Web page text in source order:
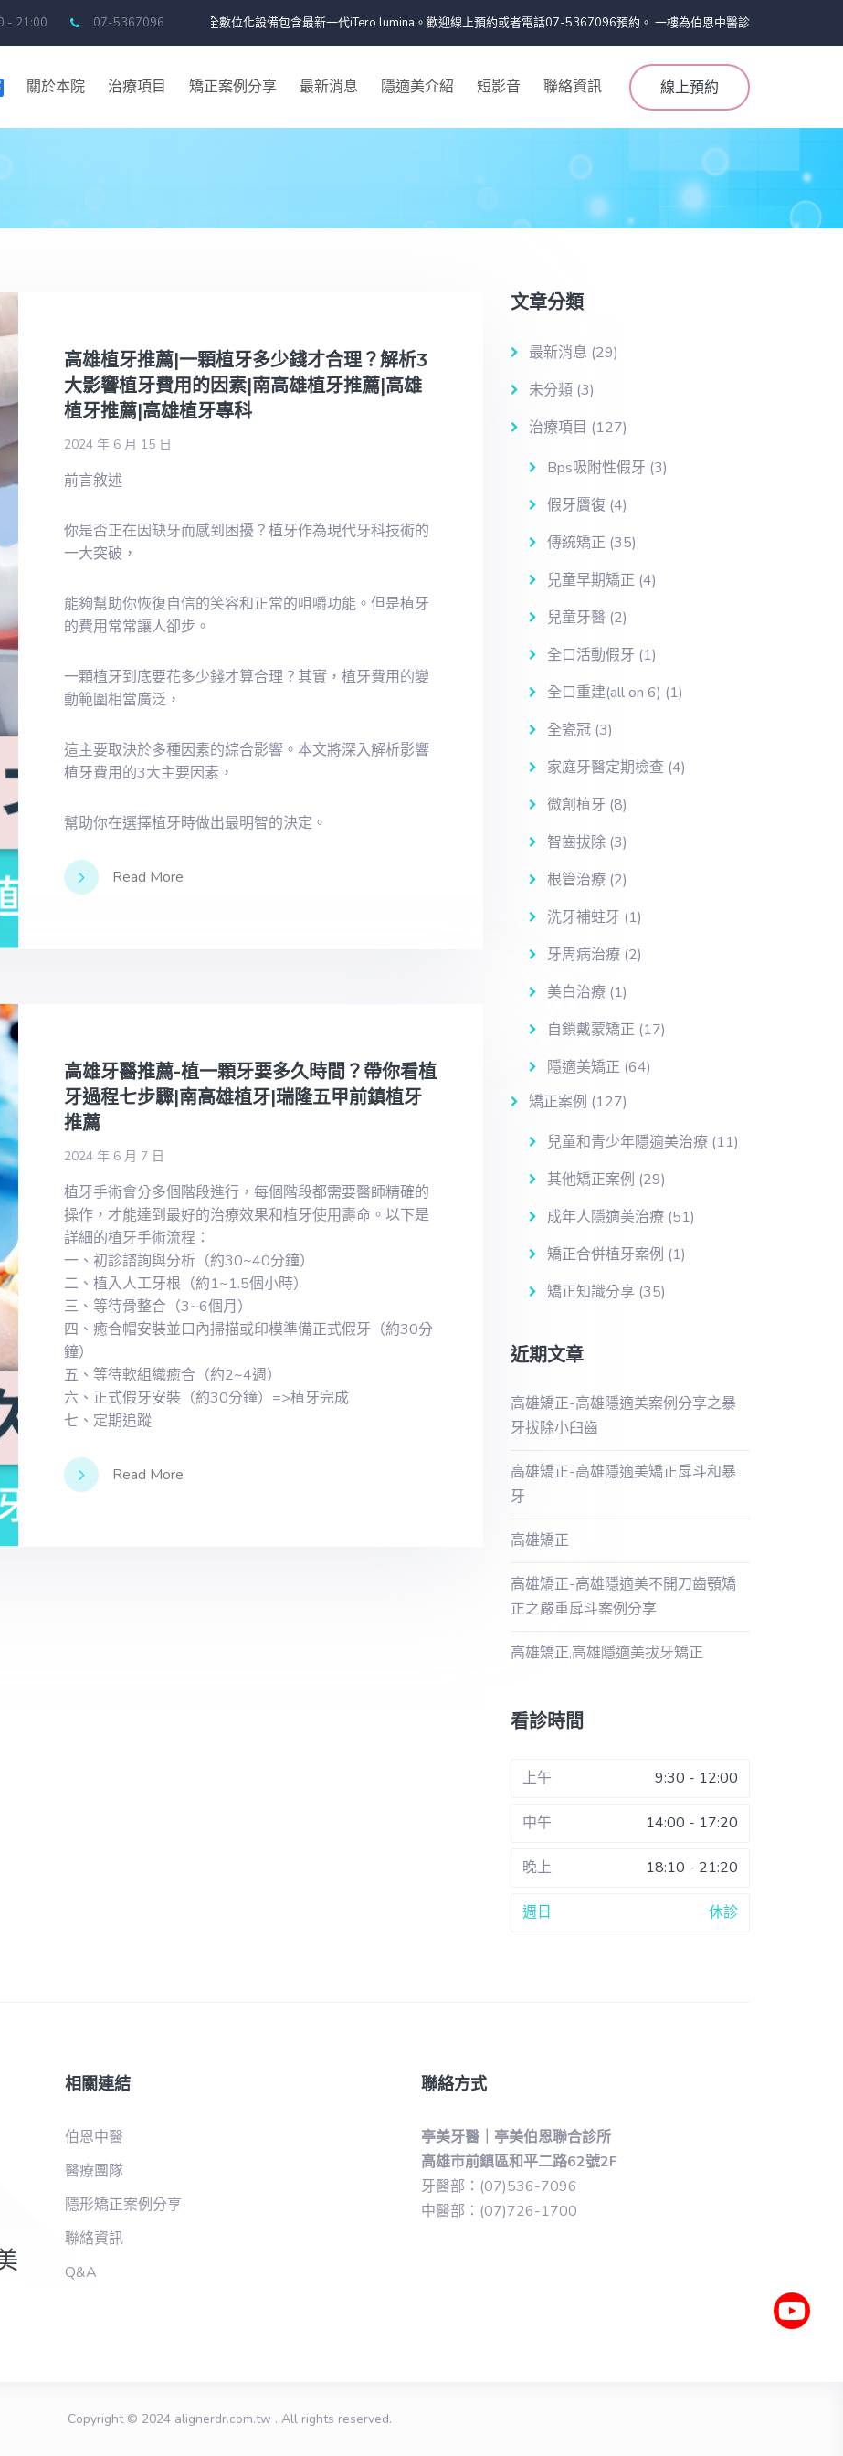
- 21:00 07-5367096
師，康祐禎醫師。提供最新全數位化設備包含最新一代iTero lumina。歡迎線上預約或者電話07-5367096預約。 一樓為伯恩中醫診所院址黃伯平中醫師。
關於本院 治療項目 矯正案例分享 最新消息 隱適美介紹 短影音 聯絡資訊 線上預約
高雄植牙推薦|一顆植牙多少錢才合理？解析3
大影響植牙費用的因素|南高雄植牙推薦|高雄
植牙推薦|高雄植牙專科
2024 年 6 月 15 日
前言敘述
你是否正在因缺牙而感到困擾？植牙作為現代牙科技術的
一大突破，
能夠幫助你恢復自信的笑容和正常的咀嚼功能。但是植牙
的費用常常讓人卻步。
一顆植牙到底要花多少錢才算合理？其實，植牙費用的變
動範圍相當廣泛，
這主要取決於多種因素的綜合影響。本文將深入解析影響
植牙費用的3大主要因素，
幫助你在選擇植牙時做出最明智的決定。
Read More
高雄牙醫推薦-植一顆牙要多久時間？帶你看植
牙過程七步驟|南高雄植牙|瑞隆五甲前鎮植牙
推薦
2024 年 6 月 7 日
植牙手術會分多個階段進行，每個階段都需要醫師精確的
操作，才能達到最好的治療效果和植牙使用壽命。以下是
詳細的植牙手術流程：
一、初診諮詢與分析（約30~40分鐘）
二、植入人工牙根（約1~1.5個小時）
三、等待骨整合（3~6個月）
四、癒合帽安裝並口內掃描或印模準備正式假牙（約30分
鐘）
五、等待軟組織癒合（約2~4週）
六、正式假牙安裝（約30分鐘）=>植牙完成
七、定期追蹤
Read More
文章分類
最新消息 (29)
未分類(3)
治療項目 (127)
Bps吸附性假牙 (3)
假牙贗復 (4)
傳統矯正(35)
兒童早期矯正(4)
兒童牙醫 (2)
全口活動假牙 (1)
全口重建(all on 6) (1)
全瓷冠(3)
家庭牙醫定期檢查 (4)
微創植牙 (8)
智齒拔除(3)
根管治療(2)
洗牙補蛀牙 (1)
牙周病治療(2)
美白治療(1)
自鎖戴蒙矯正(17)
隱適美矯正(64)
矯正案例 (127)
兒童和青少年隱適美治療(11)
其他矯正案例 (29)
成年人隱適美治療(51)
矯正合併植牙案例 (1)
矯正知識分享 (35)
近期文章
高雄矯正-高雄隱適美案例分享之暴
牙拔除小臼齒
高雄矯正-高雄隱適美矯正戽斗和暴
牙
高雄矯正
高雄矯正-高雄隱適美不開刀齒顎矯
正之嚴重戽斗案例分享
高雄矯正,高雄隱適美拔牙矯正
看診時間
上午 9:30 - 12:00
中午 14:00 - 17:20
晚上 18:10 - 21:20
週日 休診
相關連結
伯恩中醫
醫療團隊
隱形矯正案例分享
聯絡資訊
Q&A
聯絡方式
亭美牙醫｜亭美伯恩聯合診所
高雄市前鎮區和平二路62號2F
牙醫部：(07)536-7096
中醫部：(07)726-1700
Copyright © 2024 alignerdr.com.tw . All rights reserved.